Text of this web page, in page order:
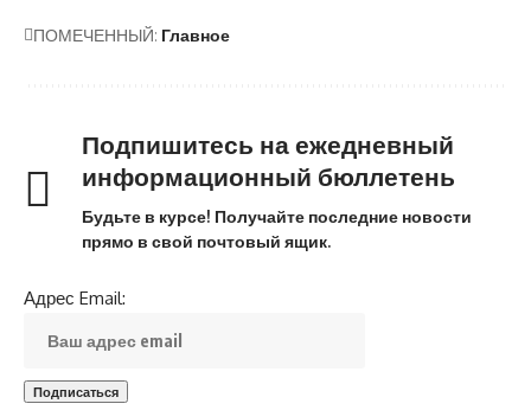
ПОМЕЧЕННЫЙ: Главное
Подпишитесь на ежедневный
информационный бюллетень
Будьте в курсе! Получайте последние новости
прямо в свой почтовый ящик.
Адрес Email: